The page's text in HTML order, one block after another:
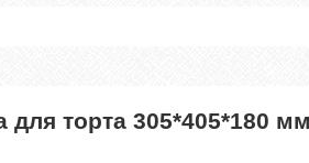
для торта 305*405*180 мм